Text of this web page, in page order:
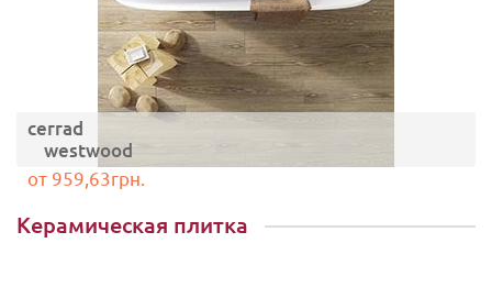
cerrad
westwood
от 959,63грн.
Керамическая плитка